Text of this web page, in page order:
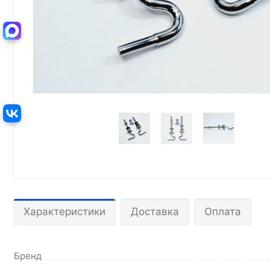
Характеристики Доставка Оплата
Бренд